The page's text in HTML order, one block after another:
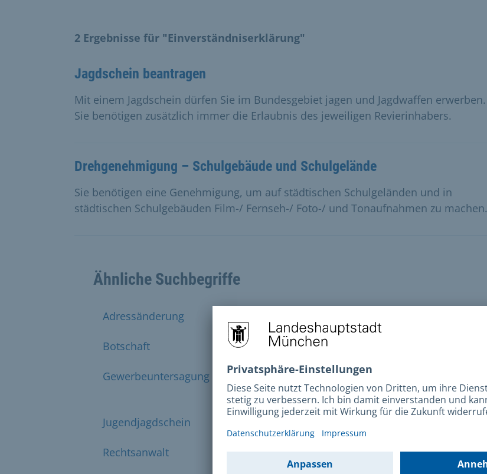
2 Ergebnisse für "Einverständniserklärung"
Jagdschein beantragen
Mit einem Jagdschein dürfen Sie im Bundesgebiet jagen und Jagdwaffen erwerben.
Sie benötigen zusätzlich immer die Erlaubnis des jeweiligen Revierinhabers.
Drehgenehmigung – Schulgebäude und Schulgelände
Sie benötigen eine Genehmigung, um auf städtischen Schulgeländen und in
städtischen Schulgebäuden Film-/ Fernseh-/ Foto-/ und Tonaufnahmen zu machen.
Ähnliche Suchbegriffe
Adressänderung
Botschaft Bürgerservice
Gewerbeuntersagung
Handelsregisterauszu
g
Jagdschein
Jugendjagdschein Minderjähriger Originalantrag
Rechtsanwalt Reisepass Rücknahme